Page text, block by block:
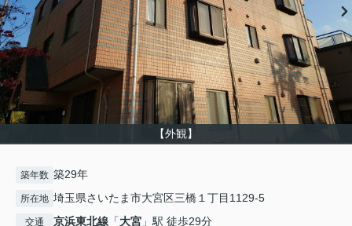
【外観】
築年数 築29年
所在地 埼玉県さいたま市大宮区三橋１丁目1129-5
交通 京浜東北線 「大宮 」駅 徒歩29分